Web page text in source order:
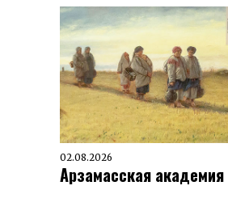
02.08.2026
Арзамасская